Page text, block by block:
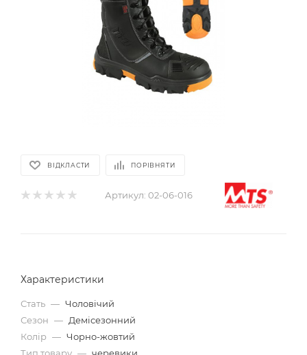
ВІДКЛАСТИ ПОРІВНЯТИ
Артикул: 02-06-016
Характеристики
Стать — Чоловічий
Сезон — Демісезонний
Колір — Чорно-жовтий